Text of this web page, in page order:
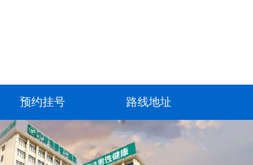
预约挂号 路线地址